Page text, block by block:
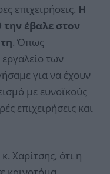
επιχειρήσεις. Η
έβαλε στον
. Όπως
των
για να έχουν
με ευνοϊκούς
επιχειρήσεις και
Χαρίτσης, ότι η